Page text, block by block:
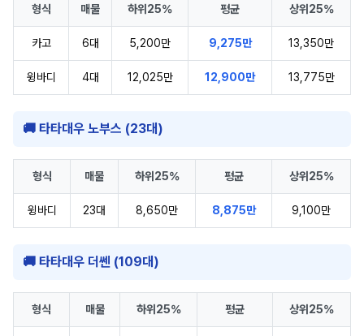
형식 매물 하위25% 평균 상위25%
카고 6대 5,200만 9,275만 13,350만
윙바디 4대 12,025만 12,900만 13,775만
🚚 타타대우 노부스 (23대)
형식 매물 하위25% 평균 상위25%
윙바디 23대 8,650만 8,875만 9,100만
🚚 타타대우 더쎈 (109대)
형식 매물 하위25% 평균 상위25%